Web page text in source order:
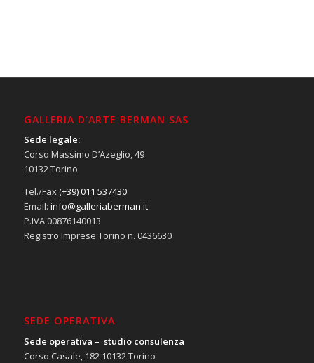
GALLERIA D’ARTE BERMAN SAS
Sede legale:
Corso Massimo D’Azeglio, 49
10132 Torino
Tel./Fax(+39) 011 537430
Email: info@galleriaberman.it
P.IVA 00876140013
Registro Imprese Torino n. 0436630
SEDE OPERATIVA
Sede operativa – studio consulenza
Corso Casale, 182 10132 Torino